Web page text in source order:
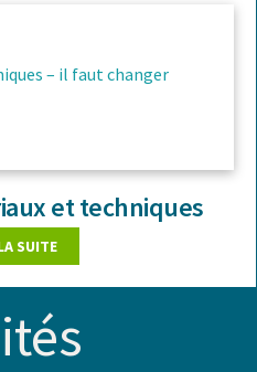
et techniques
SUITE